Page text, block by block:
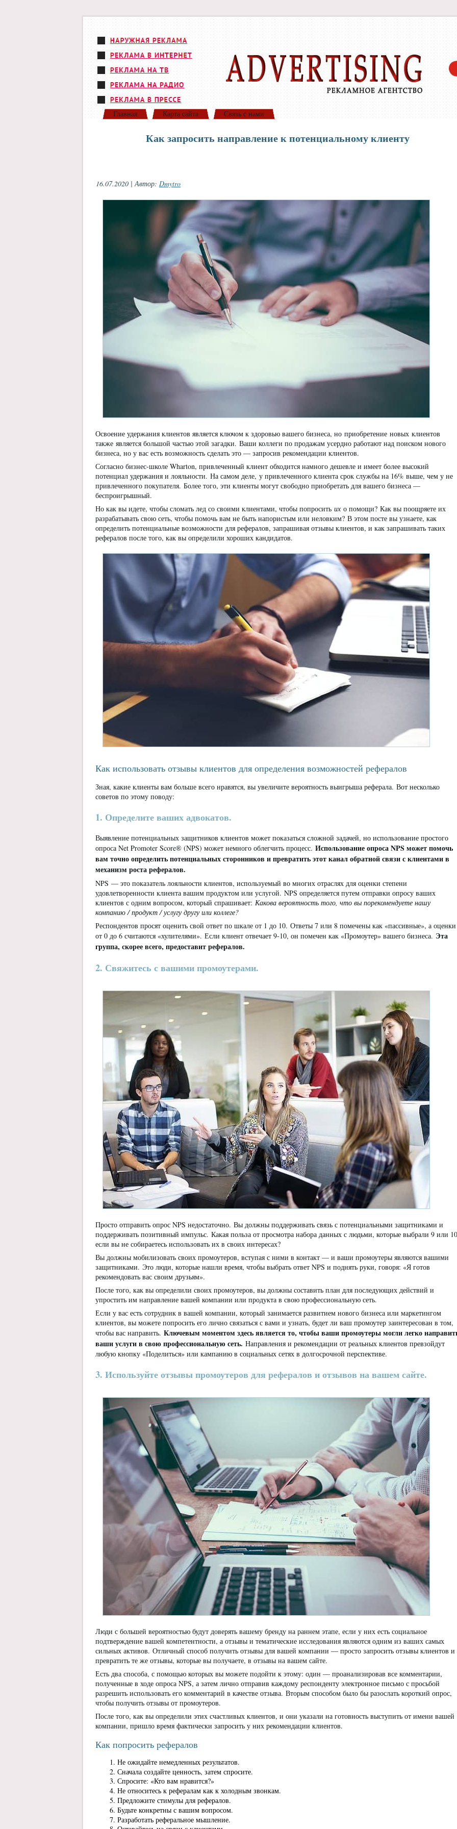
Главная Карта сайта Связь с нами
Как запросить направление к потенциальному клиенту
16.07.2020 | Автор: Dmytro
Освоение удержания клиентов является ключом к здоровью вашего бизнеса, но приобретение новых клиентов
также является большой частью этой загадки. Ваши коллеги по продажам усердно работают над поиском нового
бизнеса, но у вас есть возможность сделать это — запросив рекомендации клиентов.
Согласно бизнес-школе Wharton, привлеченный клиент обходится намного дешевле и имеет более высокий
потенциал удержания и лояльности. На самом деле, у привлеченного клиента срок службы на 16% выше, чем у не
привлеченного покупателя. Более того, эти клиенты могут свободно приобретать для вашего бизнеса —
беспроигрышный.
Но как вы идете, чтобы сломать лед со своими клиентами, чтобы попросить их о помощи? Как вы поощряете их
разрабатывать свою сеть, чтобы помочь вам не быть напористым или неловким? В этом посте вы узнаете, как
определить потенциальные возможности для рефералов, запрашивая отзывы клиентов, и как запрашивать таких
рефералов после того, как вы определили хороших кандидатов.
Как использовать отзывы клиентов для определения возможностей рефералов
Зная, какие клиенты вам больше всего нравятся, вы увеличите вероятность выигрыша реферала. Вот несколько
советов по этому поводу:
1. Определите ваших адвокатов.
Выявление потенциальных защитников клиентов может показаться сложной задачей, но использование простого
опроса Net Promoter Score® (NPS) может немного облегчить процесс. Использование опроса NPS может помочь
вам точно определить потенциальных сторонников и превратить этот канал обратной связи с клиентами в
механизм роста рефералов.
NPS — это показатель лояльности клиентов, используемый во многих отраслях для оценки степени
удовлетворенности клиента вашим продуктом или услугой. NPS определяется путем отправки опросу ваших
клиентов с одним вопросом, который спрашивает: Какова вероятность того, что вы порекомендуете нашу
компанию / продукт / услугу другу или коллеге?
Респондентов просят оценить свой ответ по шкале от 1 до 10. Ответы 7 или 8 помечены как «пассивные», а оценки
от 0 до 6 считаются «хулителями». Если клиент отвечает 9-10, он помечен как «Промоутер» вашего бизнеса. Эта
группа, скорее всего, предоставит рефералов.
2. Свяжитесь с вашими промоутерами.
Просто отправить опрос NPS недостаточно. Вы должны поддерживать связь с потенциальными защитниками и
поддерживать позитивный импульс. Какая польза от просмотра набора данных с людьми, которые выбрали 9 или
если вы не собираетесь использовать их в своих интересах?
Вы должны мобилизовать своих промоутеров, вступая с ними в контакт — и ваши промоутеры являются вашими
защитниками. Это люди, которые нашли время, чтобы выбрать ответ NPS и поднять руки, говоря: «Я готов
рекомендовать вас своим друзьям».
После того, как вы определили своих промоутеров, вы должны составить план для последующих действий и
упростить им направление вашей компании или продукта в свою профессиональную сеть.
Если у вас есть сотрудник в вашей компании, который занимается развитием нового бизнеса или маркетингом
клиентов, вы можете попросить его лично связаться с вами и узнать, будет ли ваш промоутер заинтересован в том,
чтобы вас направить. Ключевым моментом здесь является то, чтобы ваши промоутеры могли легко
ваши услуги в свою профессиональную сеть. Направления и рекомендации от реальных клиентов превзойдут
любую кнопку «Поделиться» или кампанию в социальных сетях в долгосрочной перспективе.
3. Используйте отзывы промоутеров для рефералов и отзывов на вашем сайте.
Люди с большей вероятностью будут доверять вашему бренду на раннем этапе, если у них есть социальное
подтверждение вашей компетентности, а отзывы и тематические исследования являются одним из ваших самых
сильных активов. Отличный способ получить отзывы для вашей компании — просто запросить отзывы клиентов и
превратить те же отзывы, которые вы получаете, в отзывы на вашем сайте.
Есть два способа, с помощью которых вы можете подойти к этому: один — проанализировав все комментарии,
полученные в ходе опроса NPS, а затем лично отправив каждому респонденту электронное письмо с просьбой
разрешить использовать его комментарий в качестве отзыва. Вторым способом было бы разослать короткий опрос,
чтобы получить отзывы от промоутеров.
После того, как вы определили этих счастливых клиентов, и они указали на готовность выступить от имени вашей
компании, пришло время фактически запросить у них рекомендации клиентов.
Как попросить рефералов
Не ожидайте немедленных результатов.
Сначала создайте ценность, затем спросите.
Спросите: «Кто вам нравится?»
Не относитесь к рефералам как к холодным звонкам.
Предложите стимулы для рефералов.
Будьте конкретны с вашим вопросом.
Разработать реферальное мышление.